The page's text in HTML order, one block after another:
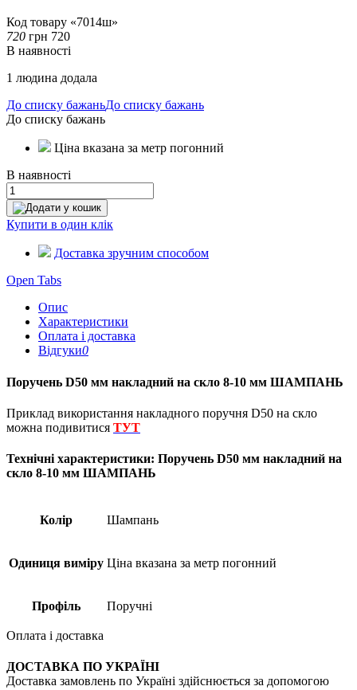
Код товару «7014ш»
720 грн 720
В наявності
1 людина додала
До списку бажаньДо списку бажань
До списку бажань
Ціна вказана за метр погонний
В наявності
Додати у кошик
Купити в один клік
Доставка зручним способом
Open Tabs
Опис
Характеристики
Оплата і доставка
Відгуки0
Поручень D50 мм накладний на скло 8-10 мм ШАМПАНЬ
Приклад використання накладного поручня D50 на скло
можна подивитися ТУТ
Технічні характеристики: Поручень D50 мм накладний на
скло 8-10 мм ШАМПАНЬ
Колір Шампань
Одиниця виміру Ціна вказана за метр погонний
Профіль Поручні
Оплата і доставка
ДОСТАВКА ПО УКРАЇНІ
Доставка замовлень по Україні здійснюється за допомогою